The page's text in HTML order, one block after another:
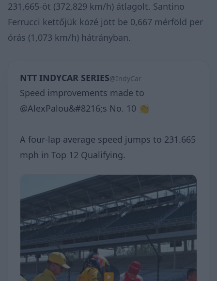
231,665-öt (372,829 km/h) átlagolt. Santino
Ferrucci kettőjük közé jött be 0,667 mérföld per
órás (1,073 km/h) hátrányban.
NTT INDYCAR SERIES@IndyCar
Speed improvements made to
@AlexPalou&#8216;s No. 10 👏
A four-lap average speed jumps to 231.665
mph in Top 12 Qualifying.
▶